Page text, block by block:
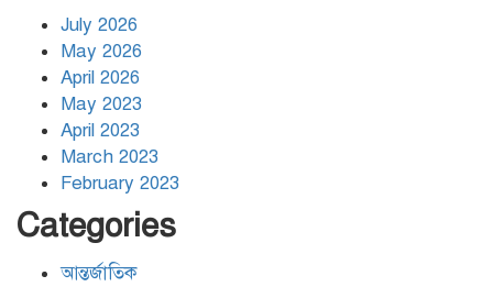
July 2026
May 2026
April 2026
May 2023
April 2023
March 2023
February 2023
Categories
আন্তর্জাতিক